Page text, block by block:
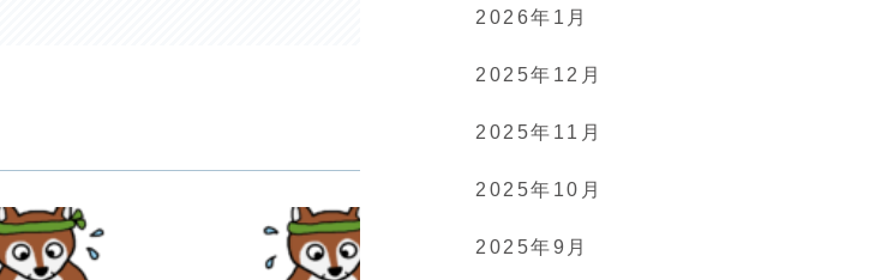
2026年1月
2025年12月
2025年11月
2025年10月
2025年9月